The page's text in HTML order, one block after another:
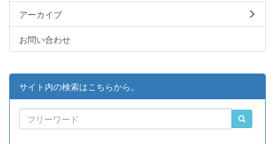
アーカイブ
お問い合わせ
サイト内の検索はこちらから。